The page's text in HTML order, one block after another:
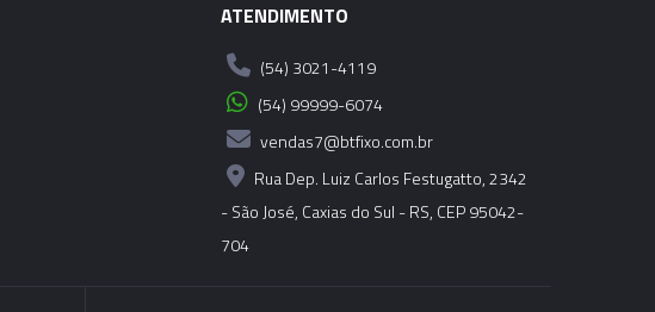
ATENDIMENTO
(54) 3021-4119
(54) 99999-6074
vendas7@btfixo.com.br
Rua Dep. Luiz Carlos Festugatto, 2342
- São José, Caxias do Sul - RS, CEP 95042-
704